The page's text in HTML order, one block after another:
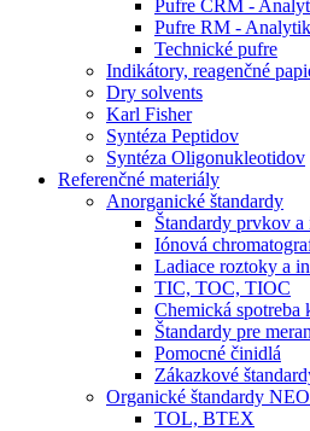
Pufre CRM -
Pufre RM -
Technické pufre
Indikátory, reagenčné
Dry solvents
Karl Fisher
Syntéza Peptidov
Syntéza Oligonukleotidov
Referenčné materiály
Anorganické štandardy
Štandardy prvkov a
Iónová
Ladiace roztoky a
TIC, TOC, TIOC
Chemická spotreba
Štandardy pre
Pomocné činidlá
Zákazkové
Organické štandardy
TOL, BTEX